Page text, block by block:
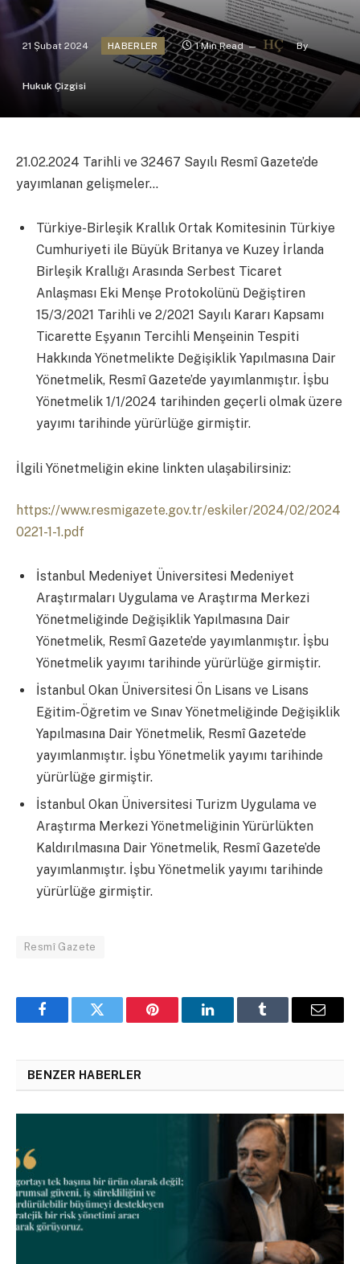
21 Şubat 2024 HABERLER 1 Min Read By
Hukuk Çizgisi
21.02.2024 Tarihli ve 32467 Sayılı Resmî Gazete’de
yayımlanan gelişmeler…
Türkiye-Birleşik Krallık Ortak Komitesinin Türkiye
Cumhuriyeti ile Büyük Britanya ve Kuzey İrlanda
Birleşik Krallığı Arasında Serbest Ticaret
Anlaşması Eki Menşe Protokolünü Değiştiren
15/3/2021 Tarihli ve 2/2021 Sayılı Kararı Kapsamı
Ticarette Eşyanın Tercihli Menşeinin Tespiti
Hakkında Yönetmelikte Değişiklik Yapılmasına Dair
Yönetmelik, Resmî Gazete’de yayımlanmıştır. İşbu
Yönetmelik 1/1/2024 tarihinden geçerli olmak üzere
yayımı tarihinde yürürlüğe girmiştir.
İlgili Yönetmeliğin ekine linkten ulaşabilirsiniz:
https://www.resmigazete.gov.tr/eskiler/2024/02/2024
0221-1-1.pdf
İstanbul Medeniyet Üniversitesi Medeniyet
Araştırmaları Uygulama ve Araştırma Merkezi
Yönetmeliğinde Değişiklik Yapılmasına Dair
Yönetmelik, Resmî Gazete’de yayımlanmıştır. İşbu
Yönetmelik yayımı tarihinde yürürlüğe girmiştir.
İstanbul Okan Üniversitesi Ön Lisans ve Lisans
Eğitim-Öğretim ve Sınav Yönetmeliğinde Değişiklik
Yapılmasına Dair Yönetmelik, Resmî Gazete’de
yayımlanmıştır. İşbu Yönetmelik yayımı tarihinde
yürürlüğe girmiştir.
İstanbul Okan Üniversitesi Turizm Uygulama ve
Araştırma Merkezi Yönetmeliğinin Yürürlükten
Kaldırılmasına Dair Yönetmelik, Resmî Gazete’de
yayımlanmıştır. İşbu Yönetmelik yayımı tarihinde
yürürlüğe girmiştir.
Resmî Gazete
FacebookTwitter Pinterest LinkedInTumblr Email
BENZER HABERLER